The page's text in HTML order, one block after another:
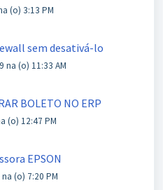
(o) 3:13 PM
sem desativá-lo
na (o) 11:33 AM
BOLETO NO ERP
(o) 12:47 PM
EPSON
(o) 7:20 PM